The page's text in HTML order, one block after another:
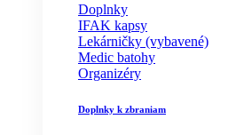
Doplnky
IFAK kapsy
Lekárničky (vybavené)
Medic batohy
Organizéry
Doplnky k zbraniam